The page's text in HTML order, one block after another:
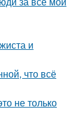
и
что всё
не только